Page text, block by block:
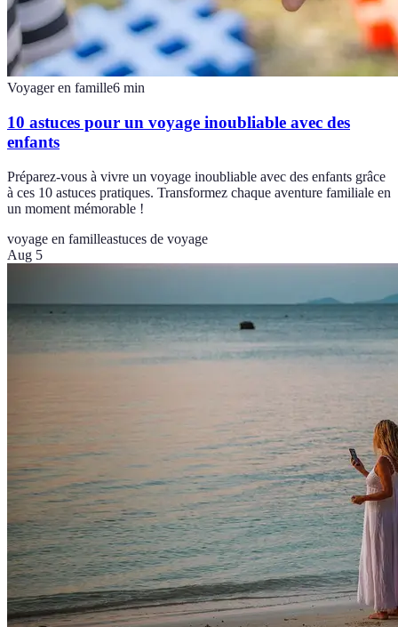
Voyager en famille6 min
10 astuces pour un voyage inoubliable avec des
enfants
Préparez-vous à vivre un voyage inoubliable avec des enfants grâce
à ces 10 astuces pratiques. Transformez chaque aventure familiale en
un moment mémorable !
voyage en familleastuces de voyage
Aug 5